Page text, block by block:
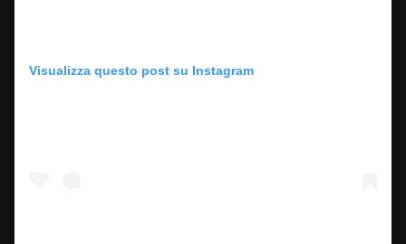
Visualizza questo post su Instagram